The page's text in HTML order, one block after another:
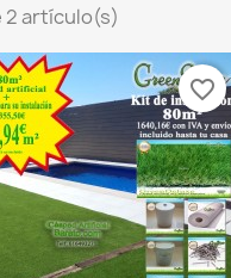
2 artículo(s)
favorite_border